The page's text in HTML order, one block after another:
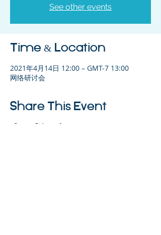
See other events
Time & Location
2021年4月14日 12:00 – GMT-7 13:00
网络研讨会
Share This Event